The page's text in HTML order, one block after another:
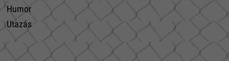
Humor
Utazás